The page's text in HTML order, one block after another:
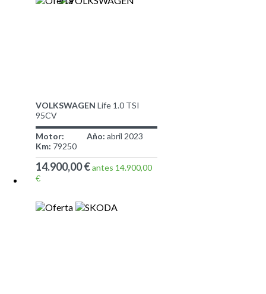
VOLKSWAGEN Life 1.0 TSI
95CV
Motor: Año: abril 2023
Km: 79250
14.900,00 €antes 14.900,00
€